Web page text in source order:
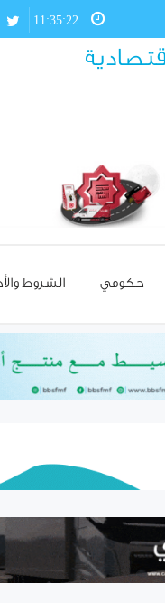
11:35:23
حكومي الشروط
مسؤول تركي: غياب العمالة
الأحذية!
استئناف مرور شاحنات النفط
العراقي عبر حمص
ريف دمشق وإربد لتعزيز
التعاون الاقتصادي
سوريا.. خدمة تأسيس
الشركات إلكترونياً